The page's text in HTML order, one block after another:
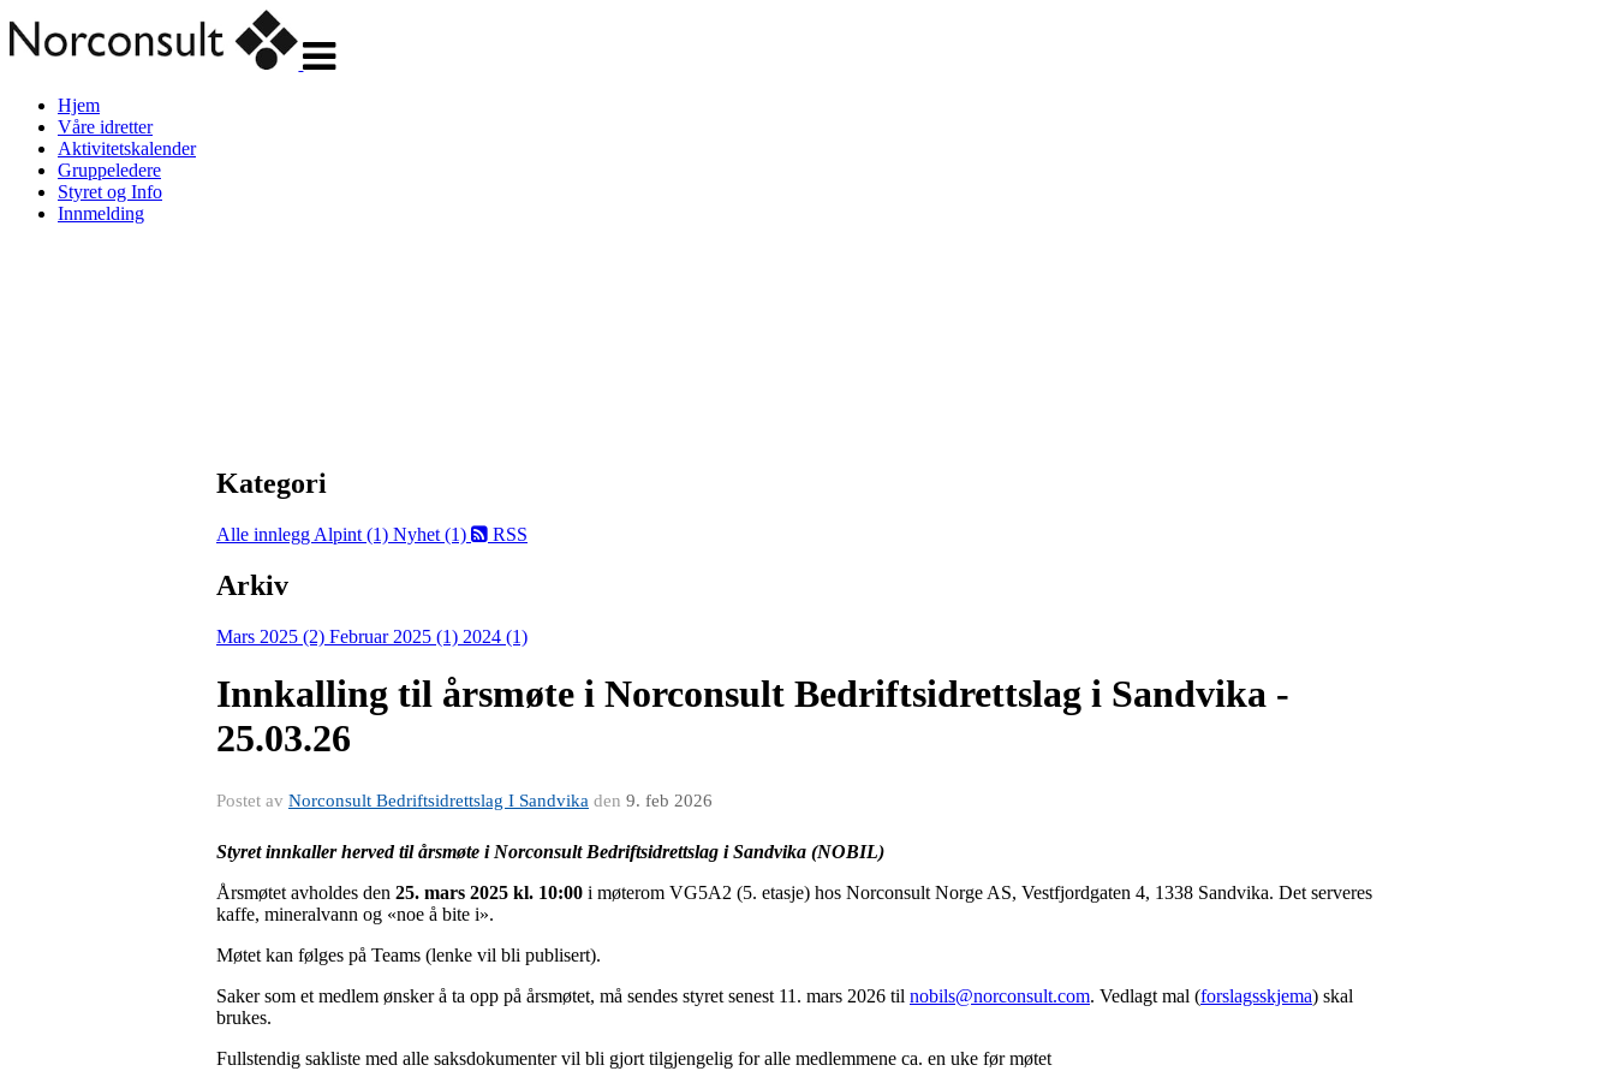
navigasjon
Hjem
Våre idretter
Aktivitetskalender
Gruppeledere
Styret og Info
Innmelding
Kategori
Alle innlegg Alpint (1) Nyhet (1) RSS
Arkiv
Mars 2025 (2) Februar 2025 (1) 2024 (1)
Innkalling til årsmøte i Norconsult Bedriftsidrettslag i Sandvika -
25.03.26
Postet av Norconsult Bedriftsidrettslag I Sandvika den 9. feb 2026
Styret innkaller herved til årsmøte i Norconsult Bedriftsidrettslag i Sandvika (NOBIL)
Årsmøtet avholdes den 25. mars 2025 kl. 10:00 i møterom VG5A2 (5. etasje) hos Norconsult Norge AS, Vestfjordgaten 4, 1338 Sandvika. Det serveres
kaffe, mineralvann og «noe å bite i».
Møtet kan følges på Teams (lenke vil bli publisert).
Saker som et medlem ønsker å ta opp på årsmøtet, må sendes styret senest 11. mars 2026 til nobils@norconsult.com. Vedlagt mal (forslagsskjema) skal
brukes.
Fullstendig sakliste med alle saksdokumenter vil bli gjort tilgjengelig for alle medlemmene ca. en uke før møtet